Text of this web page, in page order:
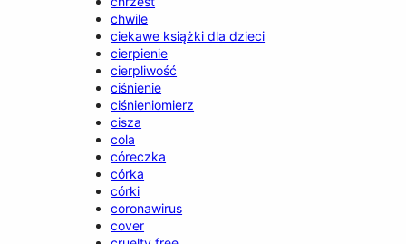
chwile
ciekawe książki dla dzieci
cierpienie
cierpliwość
ciśnienie
ciśnieniomierz
cisza
cola
córeczka
córka
córki
coronawirus
cover